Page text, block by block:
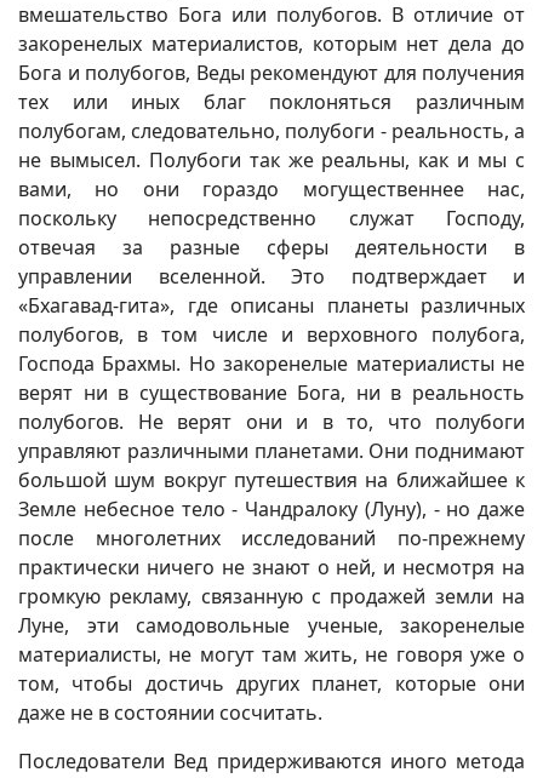
вмешательство Бога или полубогов. В отличие от
закоренелых материалистов, которым нет дела до
Бога и полубогов, Веды рекомендуют для получения
тех или иных благ поклоняться различным
полубогам, следовательно, полубоги - реальность, а
не вымысел. Полубоги так же реальны, как и мы с
вами, но они гораздо могущественнее нас,
поскольку непосредственно служат Господу,
отвечая за разные сферы деятельности в
управлении вселенной. Это подтверждает и
«Бхагавад-гита», где описаны планеты различных
полубогов, в том числе и верховного полубога,
Господа Брахмы. Но закоренелые материалисты не
верят ни в существование Бога, ни в реальность
полубогов. Не верят они и в то, что полубоги
управляют различными планетами. Они поднимают
большой шум вокруг путешествия на ближайшее к
Земле небесное тело - Чандралоку (Луну), - но даже
после многолетних исследований по-прежнему
практически ничего не знают о ней, и несмотря на
громкую рекламу, связанную с продажей земли на
Луне, эти самодовольные ученые, закоренелые
материалисты, не могут там жить, не говоря уже о
том, чтобы достичь других планет, которые они
даже не в состоянии сосчитать.
Последователи Вед придерживаются иного метода